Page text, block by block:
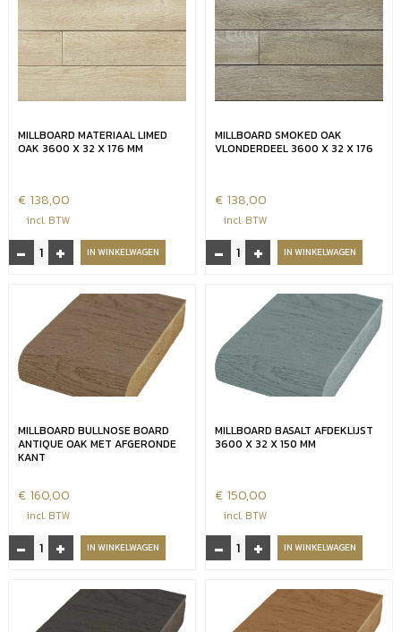
3600
32
176
mm
plank
3600
32
176
aantal
MILLBOARD MATERIAAL LIMED
OAK 3600 X 32 X 176 MM
€ 138,00
incl. BTW
-
Millboard
materiaal
32
aantal
+ IN WINKELWAGEN
MILLBOARD SMOKED OAK
VLONDERDEEL 3600 X 32 X 176
€ 138,00
incl. BTW
-
Millboard
Smoked
vlonderdeel
32
+ IN WINKELWAGEN
MILLBOARD BULLNOSE BOARD
ANTIQUE OAK MET AFGERONDE
KANT
€ 160,00
incl. BTW
-
Millboard
bullnose+ IN WINKELWAGEN
MILLBOARD BASALT AFDEKLIJST
3600 X 32 X 150 MM
€ 150,00
incl. BTW
-
Millboard
basalt
+ IN WINKELWAGEN